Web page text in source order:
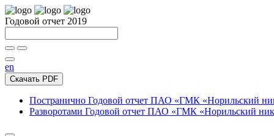
Годовой отчет 2019
en
Скачать PDF
Постранично Годовой отчет ПАО «ГМК «Норильский
Разворотами Годовой отчет ПАО «ГМК «Норильский